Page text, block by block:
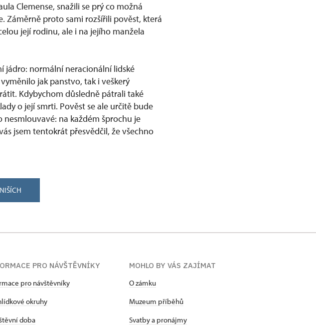
Clemense, snažili se prý co možná
Záměrně proto sami rozšířili pověst, která
její rodinu, ale i na jejího manžela
jádro: normální neracionální lidské
jak panstvo, tak i veškerý
Kdybychom důsledně pátrali také
o její smrti. Pověst se ale určitě bude
na každém šprochu je
jsem tentokrát přesvědčil, že všechno
PRO NÁVŠTĚVNÍKY
pro návštěvníky
okruhy
doba
MOHLO BY VÁS ZAJÍMAT
O zámku
Muzeum příběhů
Svatby a pronájmy